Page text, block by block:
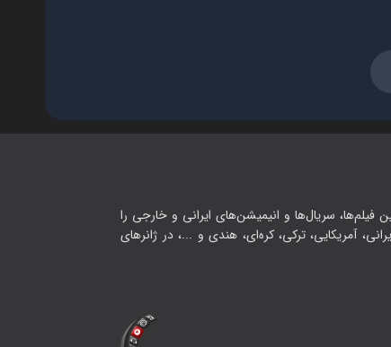
فیلم‌ها، سریال‌ها و انیمیشن‌های ایرانی و خارجی را
آمریکایی، ترکی، کره‌ای، هندی و ...، در ژانرهای